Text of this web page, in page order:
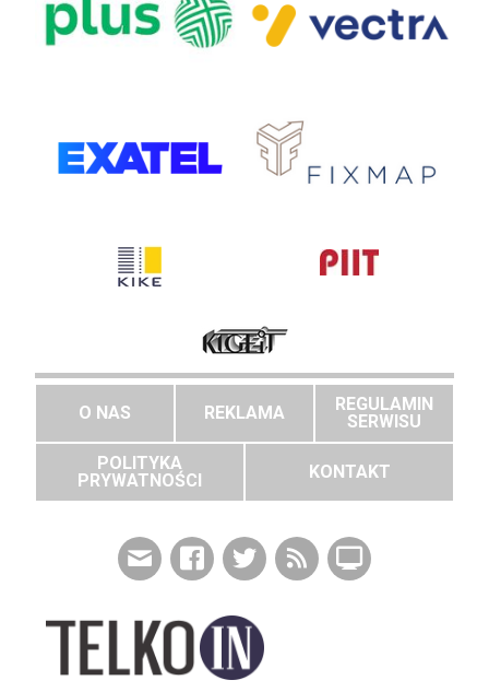
O NAS REKLAMA
REGULAMIN
SERWISU
POLITYKA
PRYWATNOŚCI
KONTAKT